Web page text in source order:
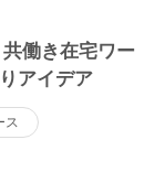
働き在宅ワー
アイデア
ス